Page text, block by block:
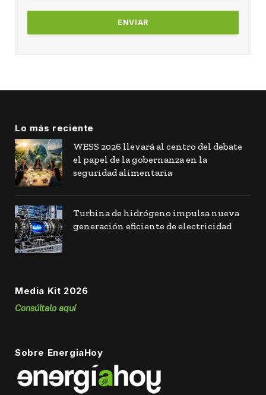
Lo más reciente
WESS 2026 llevará al centro del debate
el papel de la gobernanza en la
seguridad alimentaria
Turbina de hidrógeno impulsa nueva
generación eficiente de electricidad
Media Kit 2026
Consúltalo aquí
Sobre EnergiaHoy